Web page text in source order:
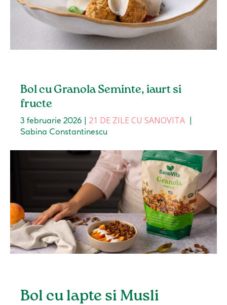
Bol cu Granola Seminte, iaurt si
fructe
3 februarie 2026 21 DE ZILE CU SANOVITA
Sabina Constantinescu
Bol cu lapte si Musli